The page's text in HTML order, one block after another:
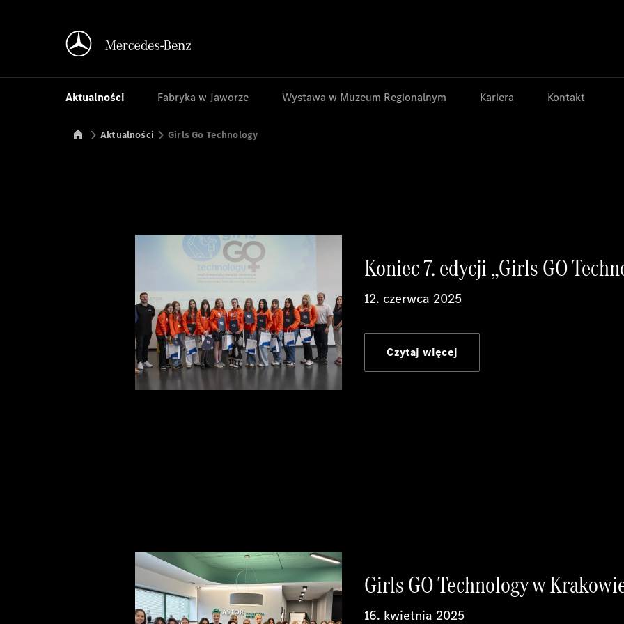
Aktualności Fabryka w Jaworze Wystawa w Muzeum Regionalnym Kariera Kontakt
Mercedes-Benz Manufacturing Poland
Aktualności Girls Go Technology
Koniec 7. edycji „Girls GO
12. czerwca 2025
Czytaj więcej
Girls GO Technology w
16. kwietnia 2025